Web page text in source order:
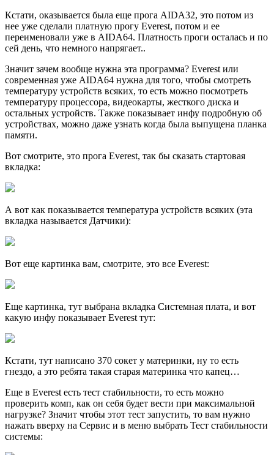
Кстати, оказывается была еще прога AIDA32, это потом из
нее уже сделали платную прогу Everest, потом и ее
переименовали уже в AIDA64. Платность проги осталась и по
сей день, что немного напрягает..
Значит зачем вообще нужна эта программа? Everest или
современная уже AIDA64 нужна для того, чтобы смотреть
температуру устройств всяких, то есть можно посмотреть
температуру процессора, видеокарты, жесткого диска и
остальных устройств. Также показывает инфу подробную об
устройствах, можно даже узнать когда была выпущена планка
памяти.
Вот смотрите, это прога Everest, так бы сказать стартовая
вкладка:
А вот как показывается температура устройств всяких (эта
вкладка называется Датчики):
Вот еще картинка вам, смотрите, это все Everest:
Еще картинка, тут выбрана вкладка Системная плата, и вот
какую инфу показывает Everest тут:
Кстати, тут написано 370 сокет у материнки, ну то есть
гнездо, а это ребята такая старая материнка что капец…
Еще в Everest есть тест стабильности, то есть можно
проверить комп, как он себя будет вести при максимальной
нагрузке? Значит чтобы этот тест запустить, то вам нужно
нажать вверху на Сервис и в меню выбрать Тест стабильности
системы: